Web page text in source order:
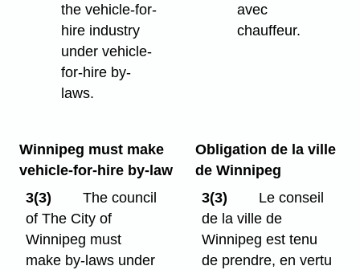
the vehicle-for-
hire industry
under vehicle-
for-hire by-
laws.
avec
chauffeur.
Winnipeg must make
vehicle-for-hire by-law
3(3)
The council
of The City of
Winnipeg must
make by-laws under
Obligation de la ville
de Winnipeg
3(3)
Le conseil
de la ville de
Winnipeg est tenu
de prendre, en vertu